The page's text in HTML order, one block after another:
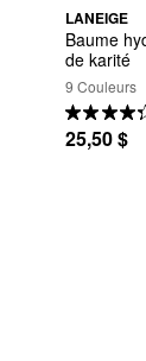
LANEIGE
Baume
de karité
9 Couleurs
25,50 $